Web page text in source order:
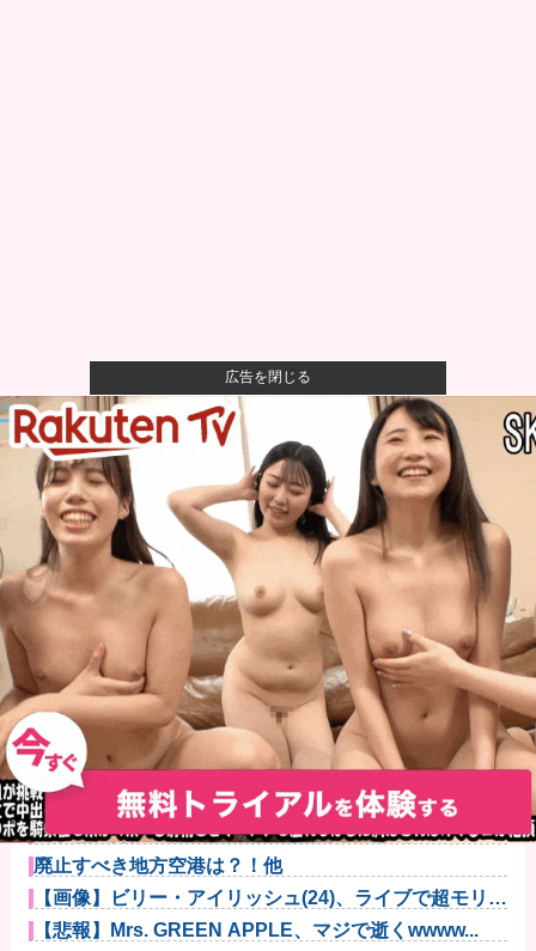
オコエ瑠偉、メキシコに渡って2球団を即クビ→SNS更
新が3ヶ...
【警告】社会人「スムージーにキウイ皮ごと入れよ。
これ美容にい...
【悲報】風俗嬢やってる女の末路ｗｗｗｗｗｗｗｗｗ
【悲報】映画館の客、ほぼバイオテロレベルのやらか
しで観客が避...
伊Autosprint誌：ニューエイ代表渾身のアストンマー
チ...
【驚愕】田中みな実さん、妊娠中に“背中ぱっくり”ド
レス＆10...
【悲報】Googleのエンジニア「AIで仕事がつまらなく
なっ...
広島・モンテロ、怠慢プレー 走ればセーフだったの
にベンチへ帰...
【速報】全国の女子高生、お前らに苦言ｗｗｗｗｗｗ
ｗｗｗｗ他
泥酔した義父「お前らの遺産は減額だ！」意味不明な
ので問い詰め...
廃止すべき地方空港は？！他
【画像】ビリー・アイリッシュ(24)、ライブで超モリマ
ンスジ...
【悲報】Mrs. GREEN APPLE、マジで逝くwwww...
広告を閉じる